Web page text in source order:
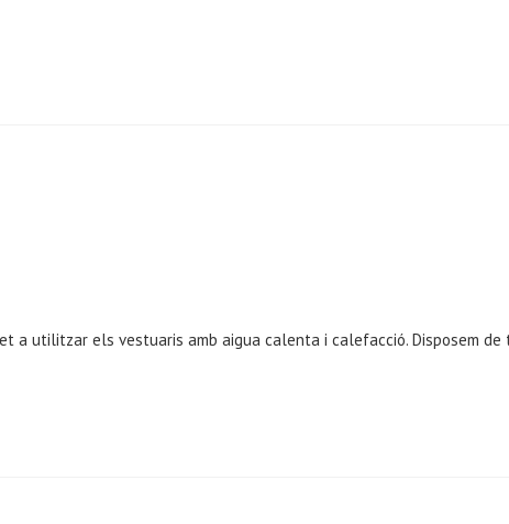
utilitzar els vestuaris amb aigua calenta i calefacció. Disposem